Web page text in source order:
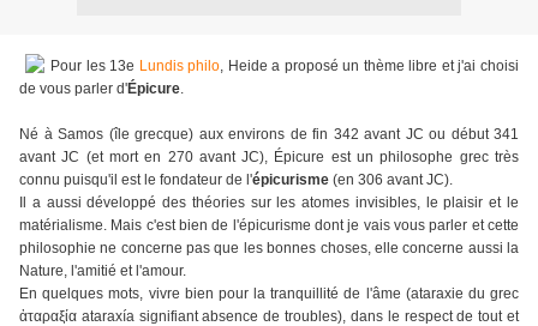
Pour les 13e Lundis philo, Heide a proposé un thème libre et j'ai choisi
de vous parler d'Épicure.
Né à Samos (île grecque) aux environs de fin 342 avant JC ou début 341
avant JC (et mort en 270 avant JC), Épicure est un philosophe grec très
connu puisqu'il est le fondateur de l'épicurisme (en 306 avant JC).
Il a aussi développé des théories sur les atomes invisibles, le plaisir et le
matérialisme. Mais c'est bien de l'épicurisme dont je vais vous parler et cette
philosophie ne concerne pas que les bonnes choses, elle concerne aussi la
Nature, l'amitié et l'amour.
En quelques mots, vivre bien pour la tranquillité de l'âme (ataraxie du grec
ἀταραξία ataraxía signifiant absence de troubles), dans le respect de tout et